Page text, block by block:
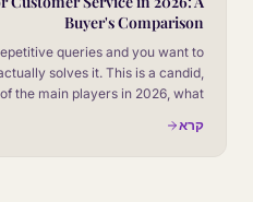
Buyer's Comparison
queries and you want to
solves it. This is a candid,
the main players in 2026, what
getting sold a demo.
קרא